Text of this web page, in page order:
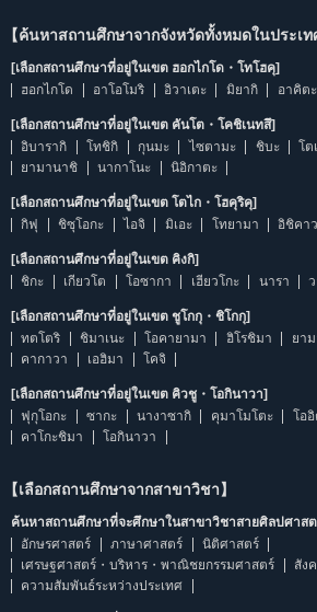
【ค้นหาสถานศึกษาจากจังหวัดทั้งหมดในประเท
[เลือกสถานศึกษาที่อยู่ในเขต ฮอกไกโด・โทโฮคุ]
ฮอกไกโด
อาโอโมริ อิวาเตะ มิยากิ อาคิตะ
[เลือกสถานศึกษาที่อยู่ในเขต คันโต・โคชิเนทสึ]
อิบารากิ
โทชิกิ กุนมะ ไซตามะ ชิบะ โต
ยามานาชิ
นากาโนะ นิอิกาตะ
[เลือกสถานศึกษาที่อยู่ในเขต โตไก・โฮคุริคุ]
กิฟุ
ชิซุโอกะ ไอจิ มิเอะ โทยามา อิชิคา
[เลือกสถานศึกษาที่อยู่ในเขต คิงกิ]
ชิกะ
เกียวโต โอซากา เฮียวโกะ นารา
[เลือกสถานศึกษาที่อยู่ในเขต ชูโกกุ・ชิโกกุ]
ทตโตริ
ชิมาเนะ โอคายามา ฮิโรชิมา ยา
คากาวา
เอฮิมา โคจิ
[เลือกสถานศึกษาที่อยู่ในเขต คิวชู・โอกินาวา]
ฟุกุโอกะ
ซากะ นางาซากิ คุมาโมโตะ โอ
คาโกะชิมา
โอกินาวา
【เลือกสถานศึกษาจากสาขาวิชา】
ค้นหาสถานศึกษาที่จะศึกษาในสาขาวิชาสายศิลปศาส
อักษรศาสตร์
ภาษาศาสตร์
นิติศาสตร์
เศรษฐศาสตร์・บริหาร・พาณิชยกรรมศาสตร์
สัง
ความสัมพันธ์ระหว่างประเทศ